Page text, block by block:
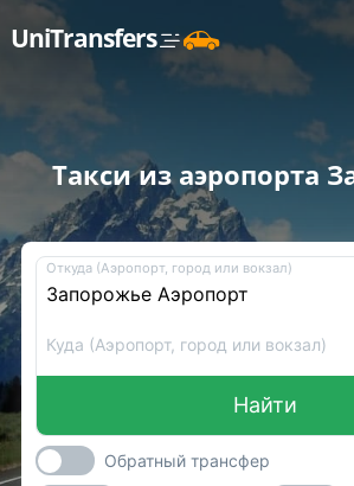
UniTransfers
Такси из аэропорта
Откуда (Аэропорт, город или вокзал)
Куда (Аэропорт, город или вокзал)
Найти
Обратный трансфер